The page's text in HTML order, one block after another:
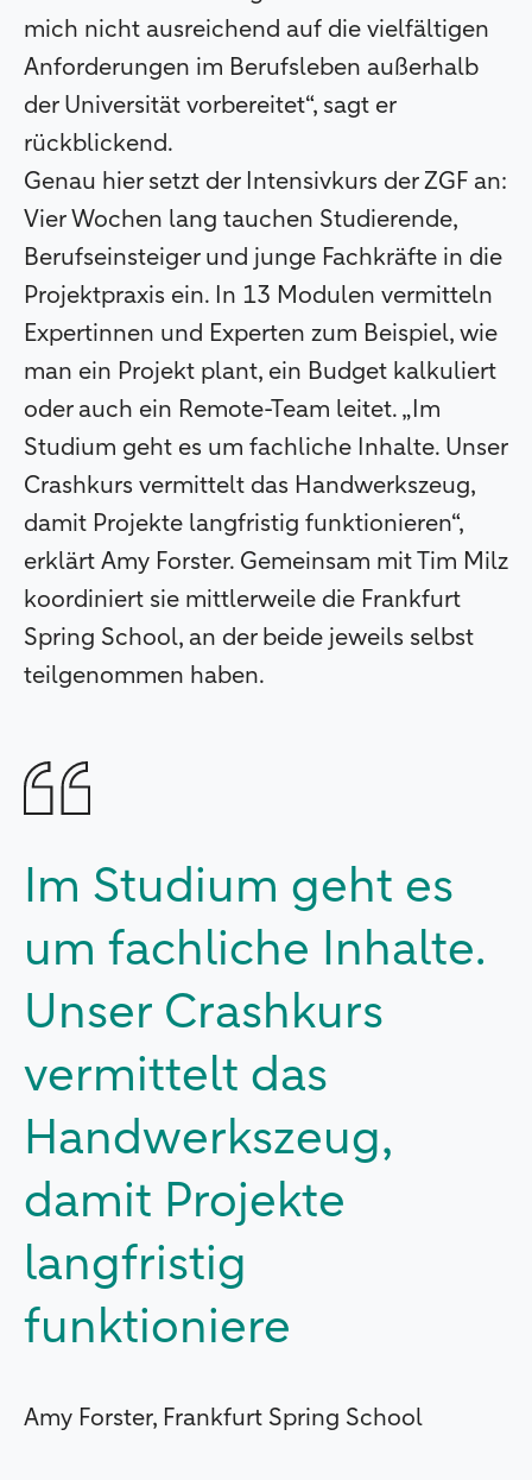
mich nicht ausreichend auf die vielfältigen
Anforderungen im Berufsleben außerhalb
der Universität vorbereitet“, sagt er
rückblickend.
Genau hier setzt der Intensivkurs der ZGF an:
Vier Wochen lang tauchen Studierende,
Berufseinsteiger und junge Fachkräfte in die
Projektpraxis ein. In 13 Modulen vermitteln
Expertinnen und Experten zum Beispiel, wie
man ein Projekt plant, ein Budget kalkuliert
oder auch ein Remote-Team leitet. „Im
Studium geht es um fachliche Inhalte. Unser
Crashkurs vermittelt das Handwerkszeug,
damit Projekte langfristig funktionieren“,
erklärt Amy Forster. Gemeinsam mit Tim Milz
koordiniert sie mittlerweile die Frankfurt
Spring School, an der beide jeweils selbst
teilgenommen haben.
Im Studium geht es
um fachliche Inhalte.
Unser Crashkurs
vermittelt das
Handwerkszeug,
damit Projekte
langfristig
funktioniere
Amy Forster, Frankfurt Spring School